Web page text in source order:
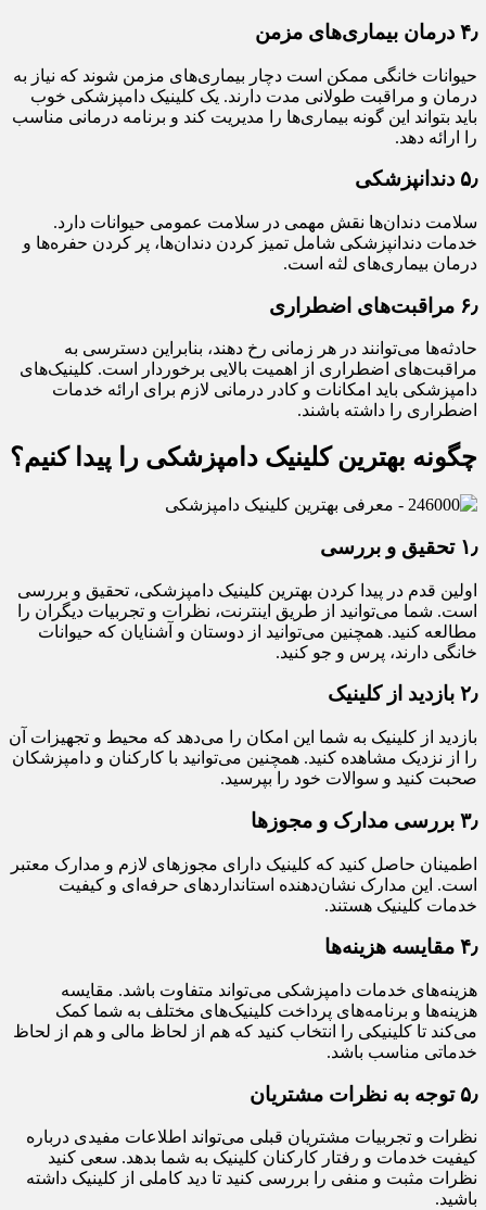
۴٫ درمان بیماری‌های مزمن
حیوانات خانگی ممکن است دچار بیماری‌های مزمن شوند که نیاز به
درمان و مراقبت طولانی مدت دارند. یک کلینیک دامپزشکی خوب
باید بتواند این گونه بیماری‌ها را مدیریت کند و برنامه درمانی مناسب
را ارائه دهد.
۵٫ دندانپزشکی
سلامت دندان‌ها نقش مهمی در سلامت عمومی حیوانات دارد.
خدمات دندانپزشکی شامل تمیز کردن دندان‌ها، پر کردن حفره‌ها و
درمان بیماری‌های لثه است.
۶٫ مراقبت‌های اضطراری
حادثه‌ها می‌توانند در هر زمانی رخ دهند، بنابراین دسترسی به
مراقبت‌های اضطراری از اهمیت بالایی برخوردار است. کلینیک‌های
دامپزشکی باید امکانات و کادر درمانی لازم برای ارائه خدمات
اضطراری را داشته باشند.
چگونه بهترین کلینیک دامپزشکی را پیدا کنیم؟
۱٫ تحقیق و بررسی
اولین قدم در پیدا کردن بهترین کلینیک دامپزشکی، تحقیق و بررسی
است. شما می‌توانید از طریق اینترنت، نظرات و تجربیات دیگران را
مطالعه کنید. همچنین می‌توانید از دوستان و آشنایان که حیوانات
خانگی دارند، پرس و جو کنید.
۲٫ بازدید از کلینیک
بازدید از کلینیک به شما این امکان را می‌دهد که محیط و تجهیزات آن
را از نزدیک مشاهده کنید. همچنین می‌توانید با کارکنان و دامپزشکان
صحبت کنید و سوالات خود را بپرسید.
۳٫ بررسی مدارک و مجوزها
اطمینان حاصل کنید که کلینیک دارای مجوزهای لازم و مدارک معتبر
است. این مدارک نشان‌دهنده استانداردهای حرفه‌ای و کیفیت
خدمات کلینیک هستند.
۴٫ مقایسه هزینه‌ها
هزینه‌های خدمات دامپزشکی می‌تواند متفاوت باشد. مقایسه
هزینه‌ها و برنامه‌های پرداخت کلینیک‌های مختلف به شما کمک
می‌کند تا کلینیکی را انتخاب کنید که هم از لحاظ مالی و هم از لحاظ
خدماتی مناسب باشد.
۵٫ توجه به نظرات مشتریان
نظرات و تجربیات مشتریان قبلی می‌تواند اطلاعات مفیدی درباره
کیفیت خدمات و رفتار کارکنان کلینیک به شما بدهد. سعی کنید
نظرات مثبت و منفی را بررسی کنید تا دید کاملی از کلینیک داشته
باشید.